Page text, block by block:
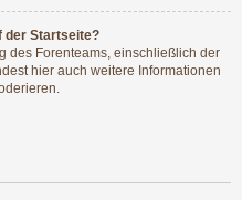
der Startseite?
des Forenteams, einschließlich der
hier auch weitere Informationen